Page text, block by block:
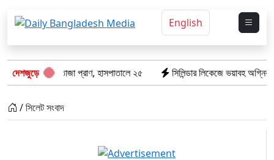
English
দেশজুড়ে
গেল ৮টি তাজা প্রাণ, হাসপাতালে ২৫ সিলিন্ডার লিকেজে ভয়াবহ
/ সিলেট সংবাদ